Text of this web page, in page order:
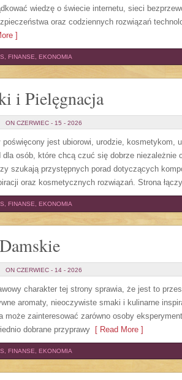
wiedzę o świecie internetu, sieci
oraz codziennych rozwiązań
]
FINANSE, EKONOMIA
i Pielęgnacja
ON CZERWIEC - 15 - 2026
jest ubiorowi, urodzie, kosmetykom,
dla osób, które chcą czuć się dobrze
szukają przystępnych porad dotyczących
oraz kosmetycznych rozwiązań. Strona
FINANSE, EKONOMIA
ON CZERWIEC - 14 - 2026
charakter tej strony sprawia, że jest to
aromaty, nieoczywiste smaki i kulinarne
może zainteresować zarówno osoby
dobrane przyprawy [ Read More ]
FINANSE, EKONOMIA